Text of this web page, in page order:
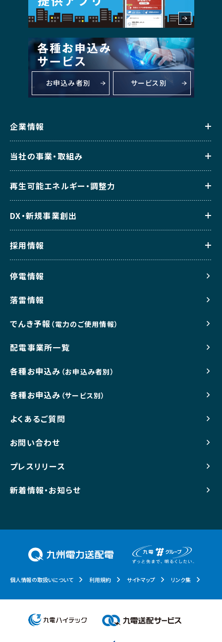
お申込み者別 サービス別
企業情報
当社の事業・取組み
再生可能エネルギー・調整力
DX・新規事業創出
採用情報
停電情報
落雷情報
でんき予報 （電力のご使用情報）
配電事業所一覧
各種お申込み （お申込み者別）
各種お申込み （サービス別）
よくあるご質問
お問い合わせ
プレスリリース
新着情報・お知らせ
個人情報の取扱いについて 利用規約 サイトマップ リンク集